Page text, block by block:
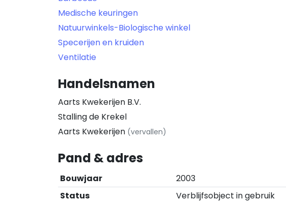
Medische keuringen
Natuurwinkels-Biologische winkel
Specerijen en kruiden
Ventilatie
Handelsnamen
Aarts Kwekerijen B.V.
Stalling de Krekel
Aarts Kwekerijen (vervallen)
Pand & adres
Bouwjaar
2003
Status
Verblijfsobject in gebruik